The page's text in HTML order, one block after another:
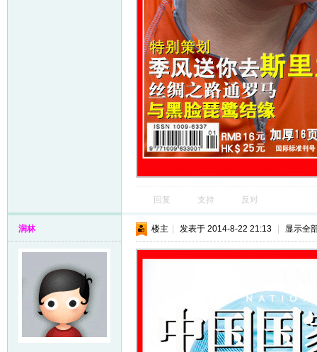
回复 支持 反对
润林 楼主 发表于 2014-8-22 21:13 显示全